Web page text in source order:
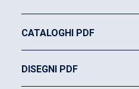
CATALOGHI PDF
DISEGNI PDF